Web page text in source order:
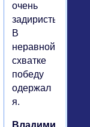
очень
задиристый.
В
неравной
схватке
победу
одержал
я.